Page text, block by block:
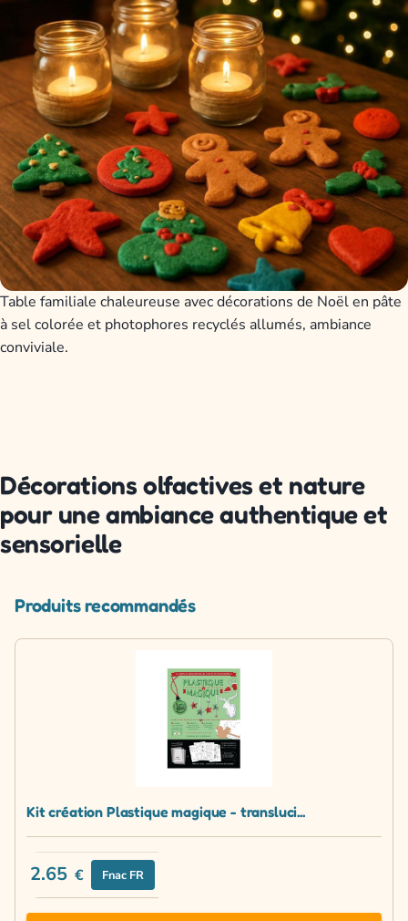
Table familiale chaleureuse avec décorations de Noël en pâte
à sel colorée et photophores recyclés allumés, ambiance
conviviale.
Décorations olfactives et nature
pour une ambiance authentique et
sensorielle
Produits recommandés
Kit création Plastique magique - transluci...
2.65 € Fnac FR